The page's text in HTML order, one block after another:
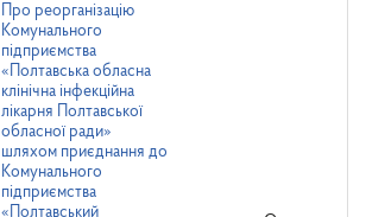
Про реорганізацію
Комунального
підприємства
«Полтавська обласна
клінічна інфекційна
лікарня Полтавської
обласної ради»
шляхом приєднання до
Комунального
підприємства
«Полтавський